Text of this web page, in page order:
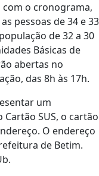
com o cronograma,
pessoas de 34 e 33
de 32 a 30
Básicas de
abertas no
das 8h às 17h.
um
SUS, o cartão
O endereço
de Betim.